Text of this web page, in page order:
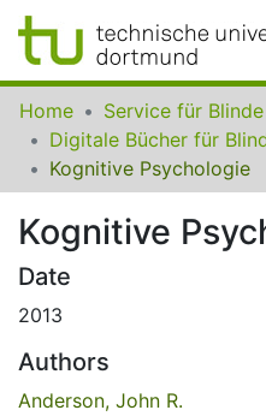
Communities
Collections
FAQ
Home
Kognitive Psychologie
Kognitive
Date
2013
Authors
Anderson, John R.